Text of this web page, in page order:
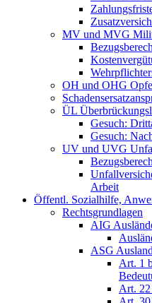
MV und MVG
OH und OHG
ÜL
Gesuch:
Gesuch:
UV und UVG
Arbeit
Öffentl. Sozialhilfe,
Rechtsgrundlagen
AIG
ASG
Art. 1
Art.